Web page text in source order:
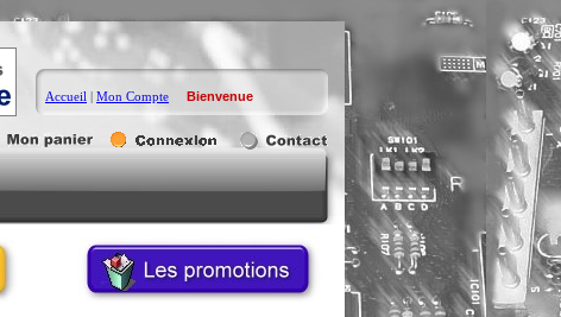
Accueil | Mon Compte Bienvenue